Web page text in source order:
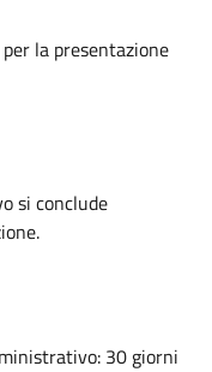
la presentazione
si conclude
30 giorni